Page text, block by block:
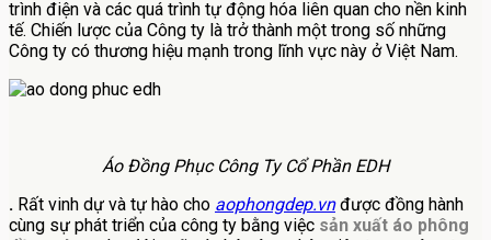
trình điện và các quá trình tự động hóa liên quan cho nền kinh
tế. Chiến lược của Công ty là trở thành một trong số những
Công ty có thương hiệu mạnh trong lĩnh vực này ở Việt Nam.
Áo Đồng Phục Công Ty Cổ Phần EDH
. Rất vinh dự và tự hào cho aophongdep.vnđược đồng hành
cùng sự phát triển của công ty bằng việc sản xuất áo phông